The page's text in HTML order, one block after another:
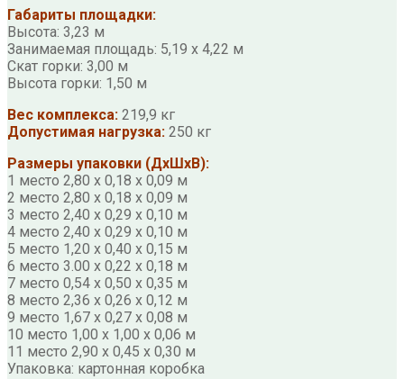
Габариты площадки:
Высота: 3,23 м
Занимаемая площадь: 5,19 х 4,22 м
Скат горки: 3,00 м
Высота горки: 1,50 м
Вес комплекса: 219,9 кг
Допустимая нагрузка: 250 кг
Размеры упаковки (ДхШхВ):
1 место 2,80 х 0,18 х 0,09 м
2 место 2,80 х 0,18 х 0,09 м
3 место 2,40 х 0,29 х 0,10 м
4 место 2,40 х 0,29 х 0,10 м
5 место 1,20 х 0,40 х 0,15 м
6 место 3.00 х 0,22 х 0,18 м
7 место 0,54 х 0,50 х 0,35 м
8 место 2,36 х 0,26 х 0,12 м
9 место 1,67 х 0,27 х 0,08 м
10 место 1,00 х 1,00 х 0,06 м
11 место 2,90 х 0,45 х 0,30 м
Упаковка: картонная коробка